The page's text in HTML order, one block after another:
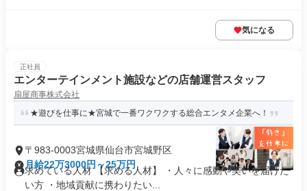
気になる
正社員
エンターテインメント施設などの店舗運営スタッフ
扇屋商事株式会社
★遊びを仕事に★宮城で一番ワクワクする総合エンタメ企業へ！
〒983-0003宮城県仙台市宮城野区
月給22万3000円～25万円
求めている人材 【求める人材】 ・人々に感動や笑いを届けた
い方 ・地域貢献に携わりたい...